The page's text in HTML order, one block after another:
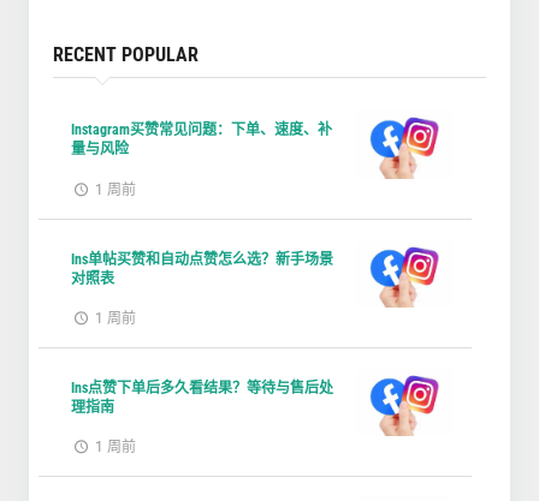
RECENT POPULAR
Instagram买赞常见问题：下单、速度、补
量与风险
1 周前
Ins单帖买赞和自动点赞怎么选？新手场景
对照表
1 周前
Ins点赞下单后多久看结果？等待与售后处
理指南
1 周前